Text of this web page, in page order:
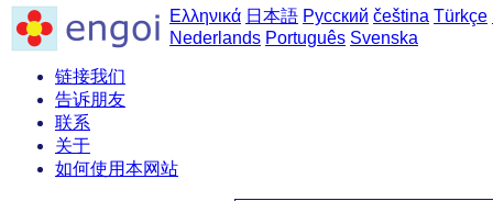
Ελληνικά 日本語 Русский čeština Türkçe
Nederlands Português Svenska
链接我们
告诉朋友
联系
关于
如何使用本网站